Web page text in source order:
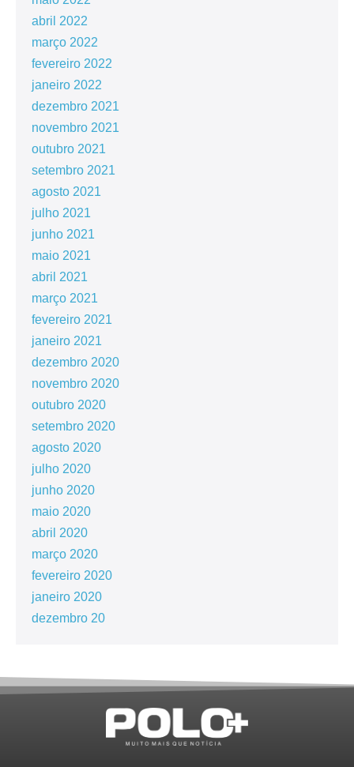
abril 2022
março 2022
fevereiro 2022
janeiro 2022
dezembro 2021
novembro 2021
outubro 2021
setembro 2021
agosto 2021
julho 2021
junho 2021
maio 2021
abril 2021
março 2021
fevereiro 2021
janeiro 2021
dezembro 2020
novembro 2020
outubro 2020
setembro 2020
agosto 2020
julho 2020
junho 2020
maio 2020
abril 2020
março 2020
fevereiro 2020
janeiro 2020
dezembro 20